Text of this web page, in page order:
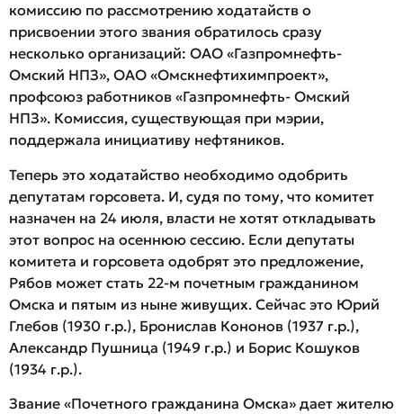
комиссию по рассмотрению ходатайств о
присвоении этого звания обратилось сразу
несколько организаций: ОАО «Газпромнефть-
Омский НПЗ», ОАО «Омскнефтихимпроект»,
профсоюз работников «Газпромнефть- Омский
НПЗ». Комиссия, существующая при мэрии,
поддержала инициативу нефтяников.
Теперь это ходатайство необходимо одобрить
депутатам горсовета. И, судя по тому, что комитет
назначен на 24 июля, власти не хотят откладывать
этот вопрос на осеннюю сессию. Если депутаты
комитета и горсовета одобрят это предложение,
Рябов может стать 22-м почетным гражданином
Омска и пятым из ныне живущих. Сейчас это Юрий
Глебов (1930 г.р.), Бронислав Кононов (1937 г.р.),
Александр Пушница (1949 г.р.) и Борис Кошуков
(1934 г.р.).
Звание «Почетного гражданина Омска» дает жителю